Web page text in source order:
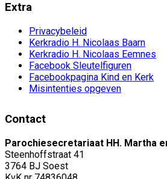
Extra
Privacybeleid
Kerkradio H. Nicolaas Baarn
Kerkradio H. Nicolaas Eemnes
Facebook Sleutelfiguren
Facebookpagina Kind en Kerk
Misintenties opgeven
Contact
Parochiesecretariaat HH. Martha
Steenhoffstraat 41
3764 BJ Soest